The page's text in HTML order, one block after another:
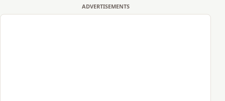
ADVERTISEMENTS